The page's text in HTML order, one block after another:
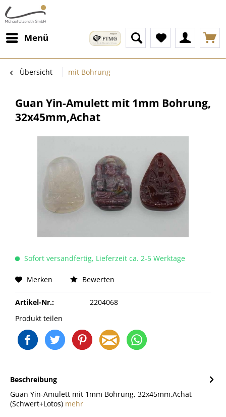
Menü
Übersicht mit Bohrung
Guan Yin-Amulett mit 1mm Bohrung,
32x45mm,Achat
Sofort versandfertig, Lieferzeit ca. 2-5 Werktage
Merken Bewerten
Artikel-Nr.:
2204068
Produkt teilen
Beschreibung
Guan Yin-Amulett mit 1mm Bohrung, 32x45mm,Achat
(Schwert+Lotos) mehr